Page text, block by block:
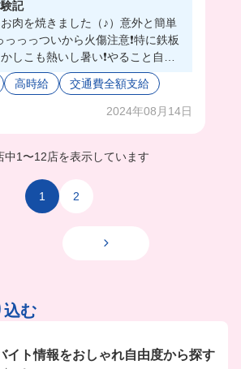
記
肉を焼きました（♪）意外と簡単
っっっついから火傷注意❗️特に鉄板
しこも熱いし暑い❗️やること自体
から覚えればぜーんぶ出来ちゃう
ゃんと教えてくれるし、社員さん
くさんコミュ力上がりそう❗️😆み
高時給 交通費全額支給
2024年08月14日
中1 〜12店を表示しています
1 2
込む
イト情報をおしゃれ自由度から探す